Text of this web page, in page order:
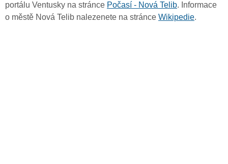
portálu Ventusky na stránce Počasí - Nová Telib. Informace
o městě Nová Telib nalezenete na stránce Wikipedie.